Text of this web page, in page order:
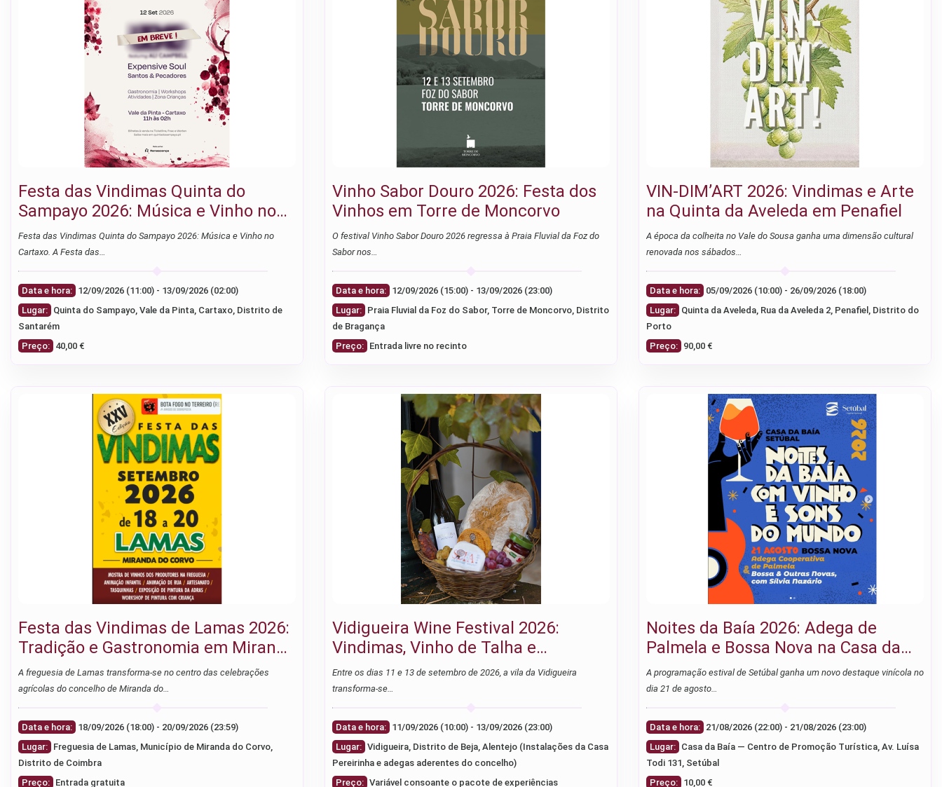
Festa das Vindimas Quinta do
Sampayo 2026: Música e Vinho no
Cartaxo
Festa das Vindimas Quinta do Sampayo 2026: Música e Vinho no
Cartaxo. A Festa das…
Data e hora:
12/09/2026 (11:00) - 13/09/2026 (02:00)
Lugar: Quinta do Sampayo, Vale da Pinta, Cartaxo, Distrito de
Santarém
Preço: 40,00 €
Vinho Sabor Douro 2026: Festa dos
Vinhos em Torre de Moncorvo
O festival Vinho Sabor Douro 2026 regressa à Praia Fluvial da Foz do
Sabor nos…
Data e hora:
12/09/2026 (15:00) - 13/09/2026 (23:00)
Lugar: Praia Fluvial da Foz do Sabor, Torre de Moncorvo, Distrito
de Bragança
Preço: Entrada livre no recinto
VIN-DIM’ART 2026: Vindimas e Arte
na Quinta da Aveleda em Penafiel
A época da colheita no Vale do Sousa ganha uma dimensão cultural
renovada nos sábados…
Data e hora:
05/09/2026 (10:00) - 26/09/2026 (18:00)
Lugar: Quinta da Aveleda, Rua da Aveleda 2, Penafiel, Distrito do
Porto
Preço: 90,00 €
Festa das Vindimas de Lamas 2026:
Tradição e Gastronomia em Miranda
do Corvo
A freguesia de Lamas transforma-se no centro das celebrações
agrícolas do concelho de Miranda do…
Data e hora:
18/09/2026 (18:00) - 20/09/2026 (23:59)
Lugar: Freguesia de Lamas, Município de Miranda do Corvo,
Distrito de Coimbra
Preço: Entrada gratuita
Vidigueira Wine Festival 2026:
Vindimas, Vinho de Talha e
Gastronomia no Alentejo
Entre os dias 11 e 13 de setembro de 2026, a vila da Vidigueira
transforma-se…
Data e hora:
11/09/2026 (10:00) - 13/09/2026 (23:00)
Lugar: Vidigueira, Distrito de Beja, Alentejo (Instalações da Casa
Pereirinha e adegas aderentes do concelho)
Preço: Variável consoante o pacote de experiências
Noites da Baía 2026: Adega de
Palmela e Bossa Nova na Casa da
Baía
A programação estival de Setúbal ganha um novo destaque vinícola no
dia 21 de agosto…
Data e hora:
21/08/2026 (22:00) - 21/08/2026 (23:00)
Lugar: Casa da Baía — Centro de Promoção Turística, Av. Luísa
Todi 131, Setúbal
Preço: 10,00 €